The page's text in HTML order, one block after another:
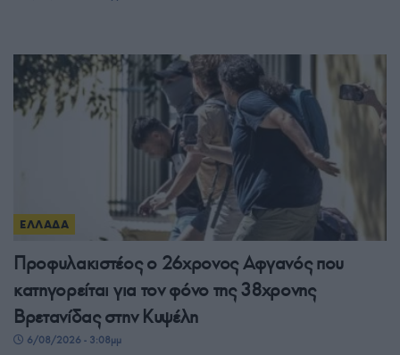
ΕΛΛΑΔΑ
Προφυλακιστέος ο 26χρονος Αφγανός που
κατηγορείται για τον φόνο της 38χρονης
Βρετανίδας στην Κυψέλη
6/08/2026 - 3:08μμ